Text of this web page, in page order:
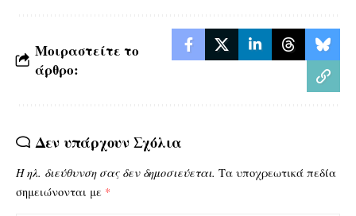
Μοιραστείτε το
άρθρο:
Δεν υπάρχουν Σχόλια
Η ηλ. διεύθυνση σας δεν δημοσιεύεται. Τα υποχρεωτικά πεδία
σημειώνονται με *